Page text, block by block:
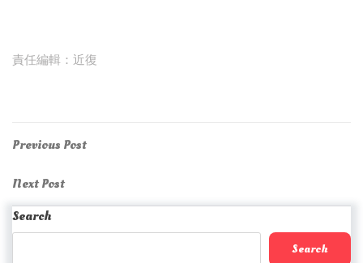
責任編輯：近復
Post
navigation
Previous
Previous Post
Next
Post
Next Post
Search
Search